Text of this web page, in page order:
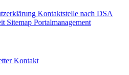
Kontaktstelle nach DSA
Sitemap Portalmanagement
Kontakt